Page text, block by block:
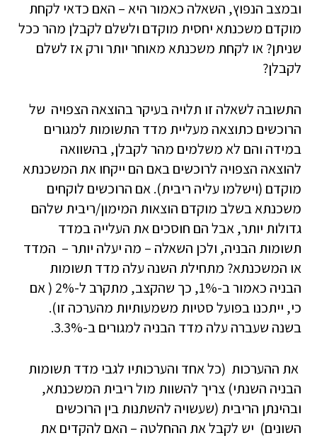
ובמצב הנפוץ, השאלה כאמור היא – האם כדאי לקחת
מוקדם משכנתא יחסית מוקדם ולשלם לקבלן מהר ככל
שניתן? או לקחת משכנתא מאוחר יותר ורק אז לשלם
לקבלן?
התשובה לשאלה זו תלויה בעיקר בהוצאה הצפויה של
הרוכשים כתוצאה מעליית מדד התשומות למגורים
במידה והם לא משלמים מהר לקבלן, בהשוואה
להוצאה הצפויה לרוכשים באם הם ייקחו את המשכנתא
מוקדם (וישלמו עליה ריבית). אם הרוכשים לוקחים
משכנתא בשלב מוקדם הוצאות המימון/ריבית שלהם
גדולות יותר, אבל הם חוסכים את העלייה במדד
תשומות הבניה, ולכן השאלה – מה יעלה יותר – המדד
או המשכנתא? מתחילת השנה עלה מדד תשומות
הבניה כאמור ב-1%, כך שהקצב, מתקרב ל-2% ( אם
כי, ייתכנו בפועל סטיות משמעותיות מהערכה זו).
בשנה שעברה עלה מדד הבניה למגורים ב-3.3%.
את ההערכות (כל אחד והערכותיו לגבי מדד תשומות
הבניה השנתי) צריך להשוות מול ריבית המשכנתא,
ובהינתן הריבית (שעשויה להשתנות בין הרוכשים
השונים) יש לקבל את ההחלטה – האם להקדים את